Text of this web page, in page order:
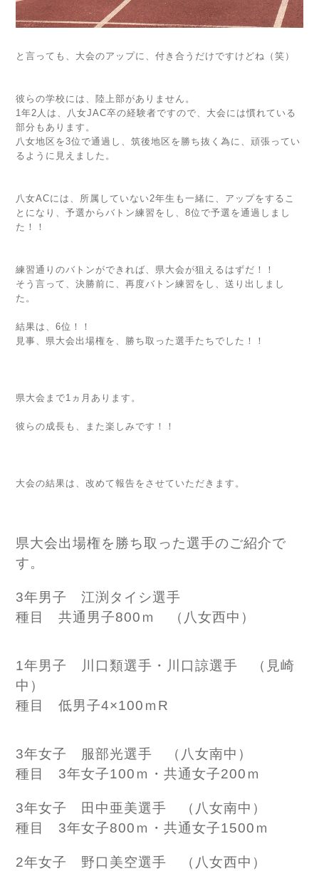
と言っても、大会のアップに、付き合うだけですけどね（笑）
彼らの学校には、陸上部がありません。
1年2人は、八女JAC卒の経験者ですので、大会には慣れている
部分もあります。
八女地区を3位で通過し、筑後地区を勝ち抜く為に、頑張ってい
るように見えました。
八女ACには、所属していない2年生も一緒に、アップをするこ
とになり、予選からバトン練習をし、8位で予選を通過しまし
た！！
練習通りのバトンができれば、県大会が狙えるはずだ！！
そう言って、決勝前に、再度バトン練習をし、送り出しまし
た。
結果は、6位！！
見事、県大会出場権を、勝ち取った選手たちでした！！
県大会まで1ヵ月あります。
彼らの成長も、また楽しみです！！
大会の結果は、改めて報告をさせていただきます。
県大会出場権を勝ち取った選手のご紹介で
す。
3年男子 江渕タイシ選手
種目 共通男子800ｍ （八女西中）
1年男子 川口類選手・川口諒選手 （見崎
中）
種目 低男子4×100ｍR
3年女子 服部光選手 （八女南中）
種目 3年女子100ｍ・共通女子200ｍ
3年女子 田中亜美選手 （八女南中）
種目 3年女子800ｍ・共通女子1500ｍ
2年女子 野口美空選手 （八女西中）